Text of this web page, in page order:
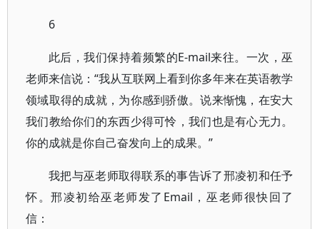
6
此后，我们保持着频繁的E-mail来往。一次，巫
老师来信说：“我从互联网上看到你多年来在英语教学
领域取得的成就，为你感到骄傲。说来惭愧，在安大
我们教给你们的东西少得可怜，我们也是有心无力。
你的成就是你自己奋发向上的成果。”
我把与巫老师取得联系的事告诉了邢凌初和任予
怀。邢凌初给巫老师发了Email，巫老师很快回了
信：